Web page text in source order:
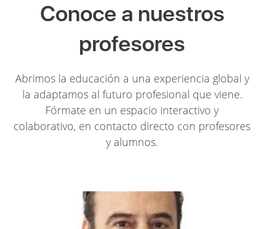
Conoce a nuestros
profesores
Abrimos la educación a una experiencia global y
la adaptamos al futuro profesional que viene.
Fórmate en un espacio interactivo y
colaborativo, en contacto directo con profesores
y alumnos.